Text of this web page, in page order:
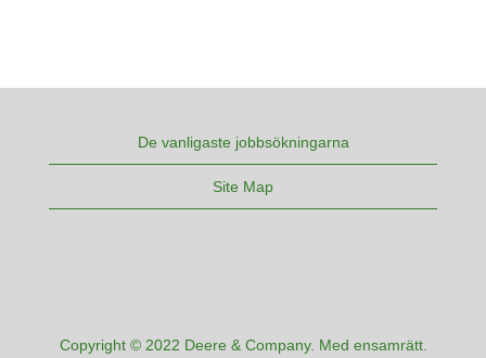
De vanligaste jobbsökningarna
Site Map
Copyright © 2022 Deere & Company. Med ensamrätt.